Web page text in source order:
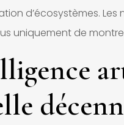
d’écosystèmes.
uniquement de